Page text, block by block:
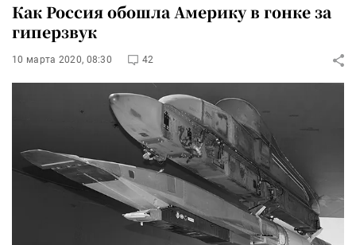
Как Россия обошла Америку в гонке за
гиперзвук
10 марта 2020, 08:30 42